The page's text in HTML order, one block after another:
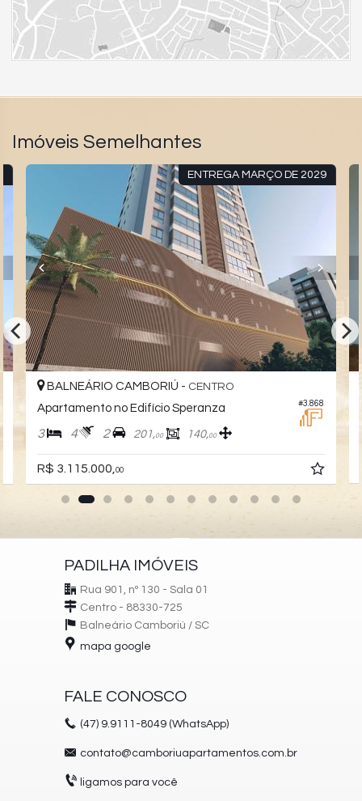
Imóveis Semelhantes
ENTREGA MARÇO DE 2029
#3.868
BALNEÁRIO CAMBORIÚ - CENTRO
Apartamento no Edifício Speranza
3 4 2 201,00 140,00
R$ 3.115.000,00
PADILHA IMÓVEIS
Rua 901, nº 130 - Sala 01
Centro - 88330-725
Balneário Camboriú / SC
mapa google
FALE CONOSCO
(47) 9.9111-8049 (WhatsApp)
contato@camboriuapartamentos.com.br
ligamos para você